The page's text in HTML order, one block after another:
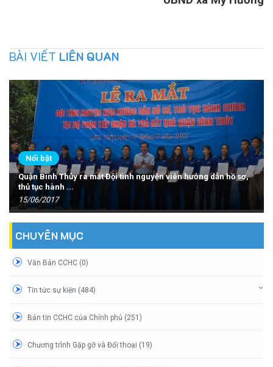
BÀI VIẾT LIÊN QUAN
Nổi bật
Quận Bình Thủy ra mắt Đội tình nguyện viên hướng dẫn hồ sơ,
thủ tục hành ...
15/06/2017
CHUYÊN MỤC
Văn Bản CCHC (0)
Tin tức sự kiện (484)
Bản tin CCHC của Chính phủ (251)
Chương trình Gặp gỡ và Đối thoại (19)